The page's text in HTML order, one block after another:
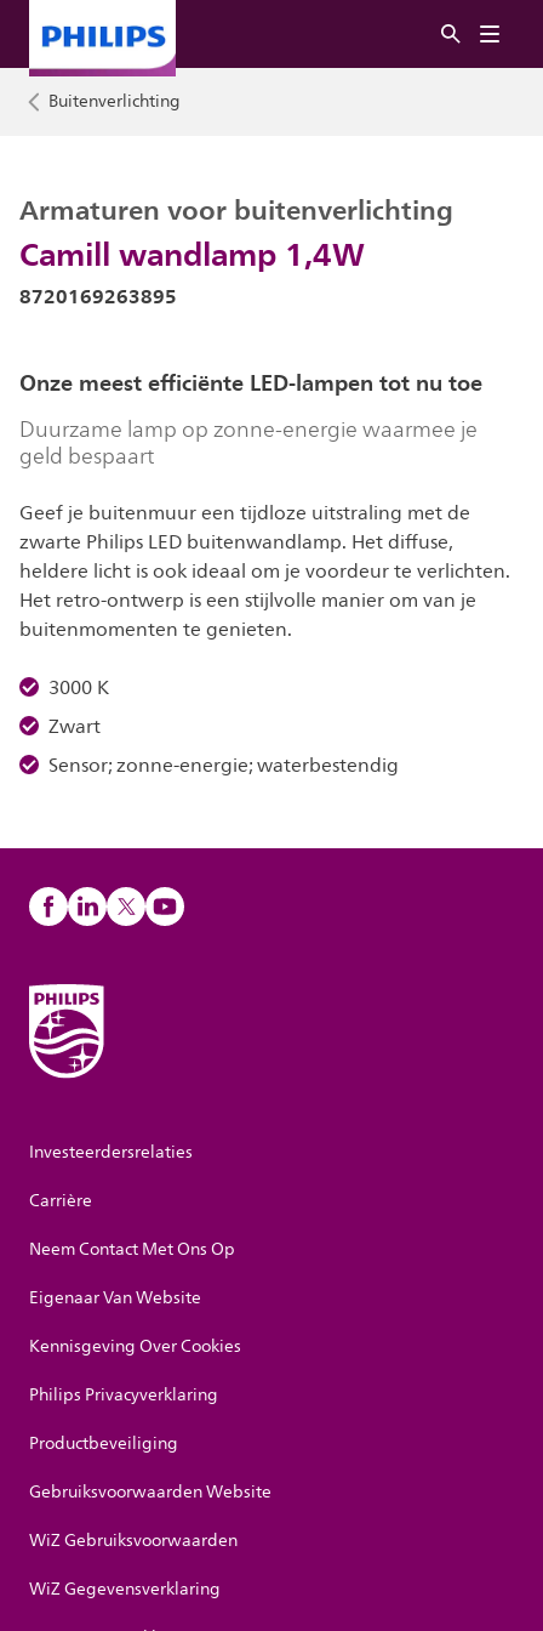
Buitenverlichting
Camill wandlamp 1,4W
Armaturen voor buitenverlichting
8720169263895
Onze meest efficiënte LED-lampen tot nu toe
Duurzame lamp op zonne-energie waarmee je
geld bespaart
Geef je buitenmuur een tijdloze uitstraling met de
zwarte Philips LED buitenwandlamp. Het diffuse,
heldere licht is ook ideaal om je voordeur te verlichten.
Het retro-ontwerp is een stijlvolle manier om van je
buitenmomenten te genieten.
3000 K
Zwart
Sensor; zonne-energie; waterbestendig
Investeerdersrelaties
Carrière
Neem Contact Met Ons Op
Eigenaar Van Website
Kennisgeving Over Cookies
Philips Privacyverklaring
Productbeveiliging
Gebruiksvoorwaarden Website
WiZ Gebruiksvoorwaarden
WiZ Gegevensverklaring